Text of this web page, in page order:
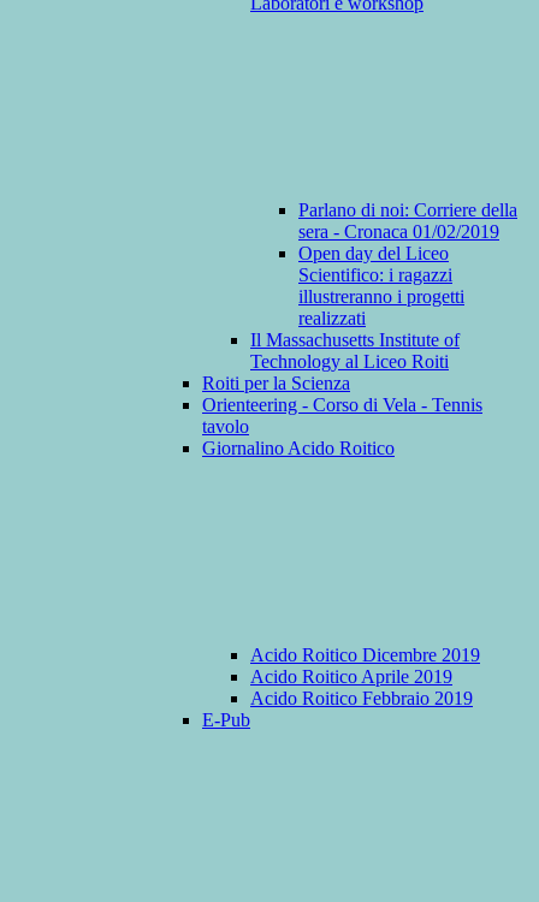
Parlano di noi: Corriere della
sera - Cronaca 01/02/2019
Open day del Liceo
Scientifico: i ragazzi
illustreranno i progetti
realizzati
Il Massachusetts Institute of
Technology al Liceo Roiti
Roiti per la Scienza
Orienteering - Corso di Vela - Tennis
tavolo
Giornalino Acido Roitico
Acido Roitico Dicembre 2019
Acido Roitico Aprile 2019
Acido Roitico Febbraio 2019
E-Pub